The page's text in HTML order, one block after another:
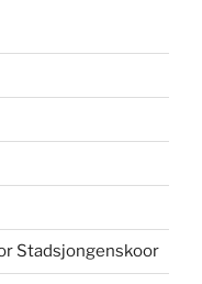
Stadsjongenskoor